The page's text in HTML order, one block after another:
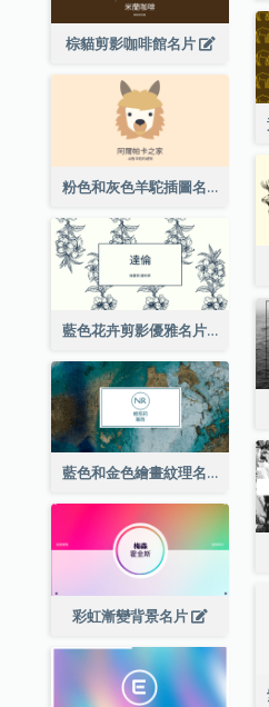
棕貓剪影咖啡館名片
粉色和灰色羊駝插圖名片
藍色花卉剪影優雅名片
藍色和金色繪畫紋理名片
彩虹漸變背景名片